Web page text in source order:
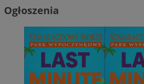
Ogłoszenia